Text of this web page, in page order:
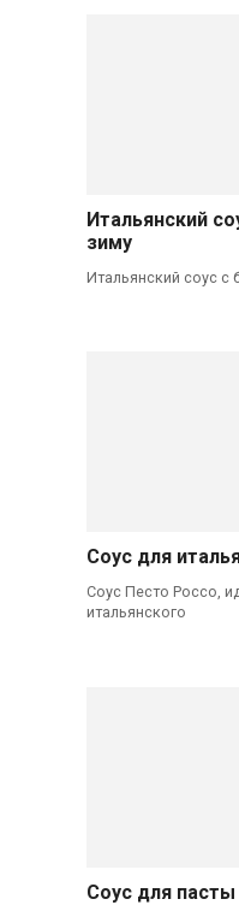
Итальянский
зиму
Итальянский соус с
Соус для
Соус Песто Россо,
итальянского
Соус для пасты